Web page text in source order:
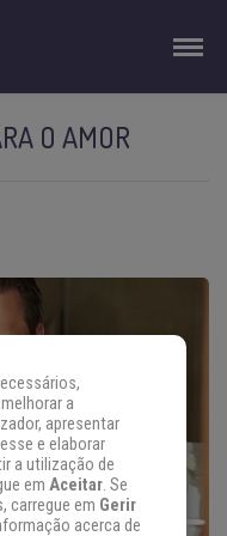
O AMOR
a
apresentar
e elaborar
a utilização de
em Aceitar. Se
carregue em Gerir
acerca de